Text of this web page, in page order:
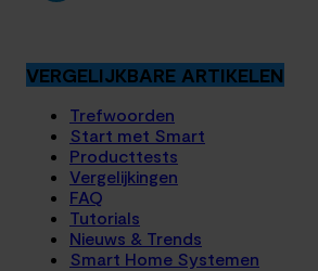
VERGELIJKBARE ARTIKELEN
Trefwoorden
Start met Smart
Producttests
Vergelijkingen
FAQ
Tutorials
Nieuws & Trends
Smart Home Systemen